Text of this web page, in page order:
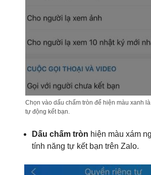
Chọn vào dấu chấm tròn để hiện màu xanh
tự động kết bạn.
Dấu chấm tròn hiện màu xám
tính năng tự kết bạn trên Zalo.